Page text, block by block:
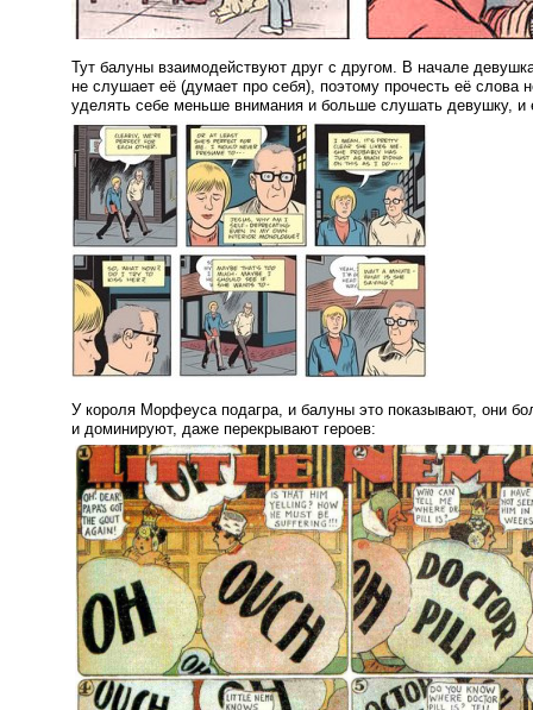
Тут балуны взаимодействуют друг с другом. В начале
не слушает её (думает про себя), поэтому прочесть её слова
уделять себе меньше внимания и больше слушать девушку, и
У короля Морфеуса подагра, и балуны это показывают, они
и доминируют, даже перекрывают героев: